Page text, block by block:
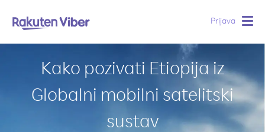
Prijava
Kako pozivati Etiopija iz
Globalni mobilni satelitski
sustav